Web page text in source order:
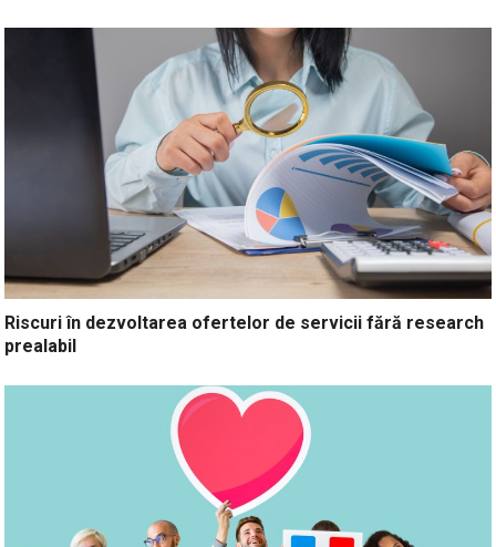
Riscuri în dezvoltarea ofertelor de servicii fără research
prealabil